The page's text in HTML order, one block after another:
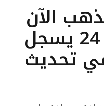
الآن
في مصر: عيار 24 يسجل
في تحديث